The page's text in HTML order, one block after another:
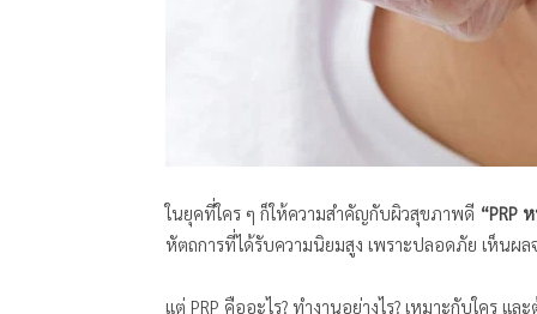
ในยุคที่ใคร ๆ ก็ให้ความสำคัญกับผิวสุขภาพดี “PRP
หัตถการที่ได้รับความนิยมสูง เพราะปลอดภัย เห็นผล
แต่ PRP คืออะไร? ทำงานอย่างไร? เหมาะกับใคร